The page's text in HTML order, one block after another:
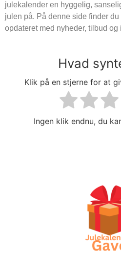
julekalender en hyggelig,
julen på. På denne side finder
opdateret med nyheder, tilbud
Hvad
Klik på en stjerne for at
Ingen klik endnu, du